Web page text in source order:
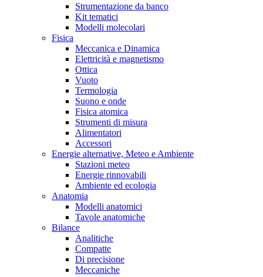
Strumentazione da banco
Kit tematici
Modelli molecolari
Fisica
Meccanica e Dinamica
Elettricità e magnetismo
Ottica
Vuoto
Termologia
Suono e onde
Fisica atomica
Strumenti di misura
Alimentatori
Accessori
Energie alternative, Meteo e Ambiente
Stazioni meteo
Energie rinnovabili
Ambiente ed ecologia
Anatomia
Modelli anatomici
Tavole anatomiche
Bilance
Analitiche
Compatte
Di precisione
Meccaniche